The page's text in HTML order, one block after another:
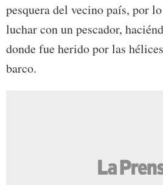
pesquera del vecino país, por
luchar con un pescador,
donde fue herido por las
barco.